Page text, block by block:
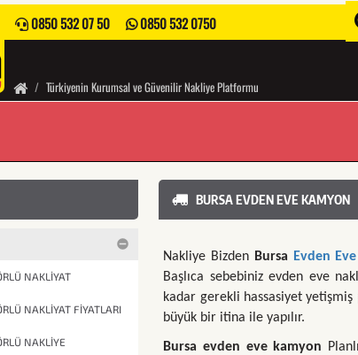
0850 532 07 50 0850 532 0750
Türkiyenin Kurumsal ve Güvenilir Nakliye Platformu
BURSA EVDEN EVE KAMYON
Nakliye Bizden Bursa Evden
Başlıca sebebiniz evden eve
kadar gerekli hassasiyet
büyük bir itina ile yapılır.
Bursa evden eve kamyon
NAKLIYAT
NAKLIYAT FIYATLARI
NAKLIYE